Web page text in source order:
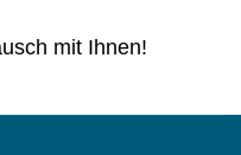
mit Ihnen!